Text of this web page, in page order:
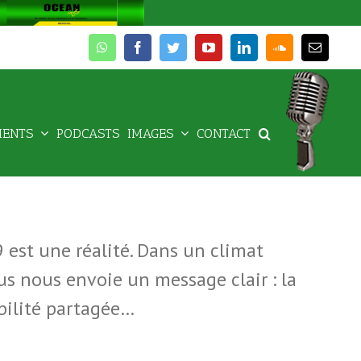
whatsappfacebooktwitter youtubelinkedinsoundcloud
Email
PODCASTS IMAGES CONTACT
est une réalité. Dans un climat
nous envoie un message clair : la
partagée…